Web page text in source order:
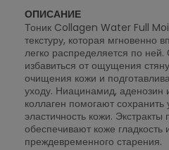
ОПИСАНИЕ
Тоник Collagen Water Full
текстуру, которая мгновенно
легко распределяется по
избавиться от ощущения
очищения кожи и
уходу. Ниацинамид, аденозин
коллаген помогают сохранить
эластичность кожи. Экстракты
обеспечивают коже гладкость
преждевременного старения.